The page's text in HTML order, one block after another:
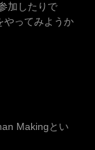
加したりで
やってみようか
Makingとい